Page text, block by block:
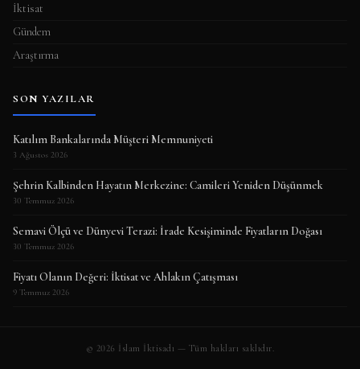
İktisat
Gündem
Araştırma
SON YAZILAR
Katılım Bankalarında Müşteri Memnuniyeti
3 Ağustos 2026
Şehrin Kalbinden Hayatın Merkezine: Camileri Yeniden Düşünmek
30 Temmuz 2026
Semavi Ölçü ve Dünyevi Terazi: İrade Kesişiminde Fiyatların Doğası
30 Temmuz 2026
Fiyatı Olanın Değeri: İktisat ve Ahlakın Çatışması
9 Temmuz 2026
© 2026 İslam İktisadı — Tüm hakları saklıdır.